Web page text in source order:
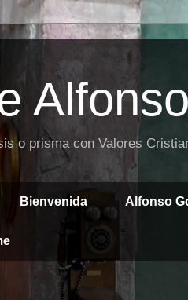
o prisma con Valores
Bienvenida Alfonso